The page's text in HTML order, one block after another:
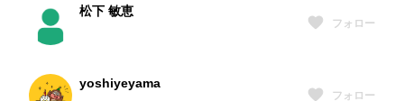
松下 敏恵
フォロー
yoshiyeyama
フォロー